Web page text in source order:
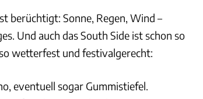
berüchtigt: Sonne, Regen, Wind –
Und auch das South Side ist schon so
wetterfest und festivalgerecht:
eventuell sogar Gummistiefel.